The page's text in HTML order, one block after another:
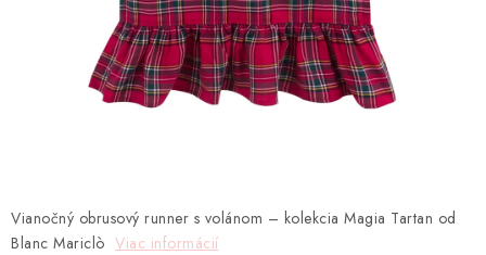
KOZMETIKA
DARČEKOVÉ POUKÁŽKY
Vianočný obrusový runner s volánom – kolekcia Magia Tartan od
Blanc Mariclò Viac informácií